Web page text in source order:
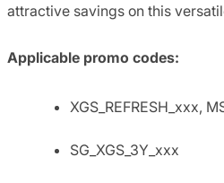
attractive savings on this
Applicable promo codes:
XGS_REFRESH_xxx,
SG_XGS_3Y_xxx